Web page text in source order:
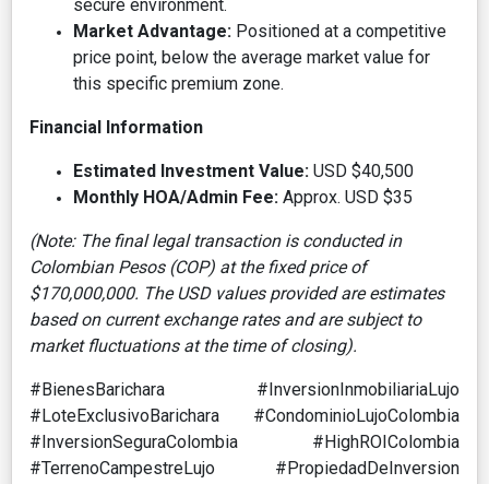
secure environment.
Market Advantage: Positioned at a competitive
price point, below the average market value for
this specific premium zone.
Financial Information
Estimated Investment Value: USD $40,500
Monthly HOA/Admin Fee: Approx. USD $35
(Note: The final legal transaction is conducted in
Colombian Pesos (COP) at the fixed price of
$170,000,000. The USD values provided are estimates
based on current exchange rates and are subject to
market fluctuations at the time of closing).
#BienesBarichara #InversionInmobiliariaLujo
#LoteExclusivoBarichara #CondominioLujoColombia
#InversionSeguraColombia #HighROIColombia
#TerrenoCampestreLujo #PropiedadDeInversion